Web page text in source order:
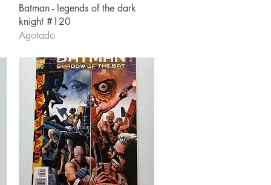
Vista rápida
Batman - legends of the dark
knight #120
Agotado